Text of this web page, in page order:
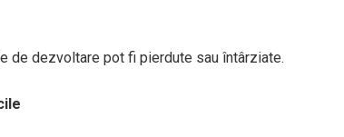
de dezvoltare pot fi pierdute sau întârziate.